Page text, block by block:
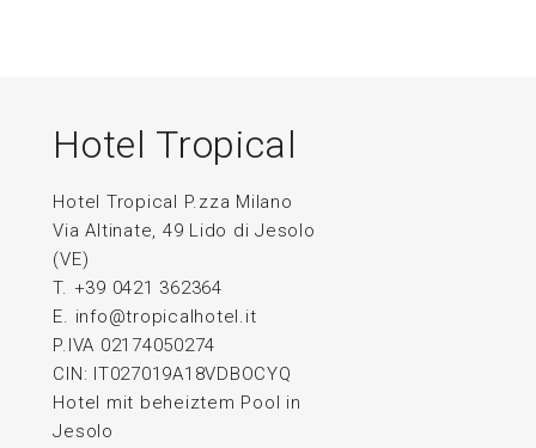
Hotel Tropical
Hotel Tropical P.zza Milano
Via Altinate, 49 Lido di Jesolo
(VE)
T. +39 0421 362364
E. info@tropicalhotel.it
P.IVA 02174050274
CIN: IT027019A18VDBOCYQ
Hotel mit beheiztem Pool in
Jesolo